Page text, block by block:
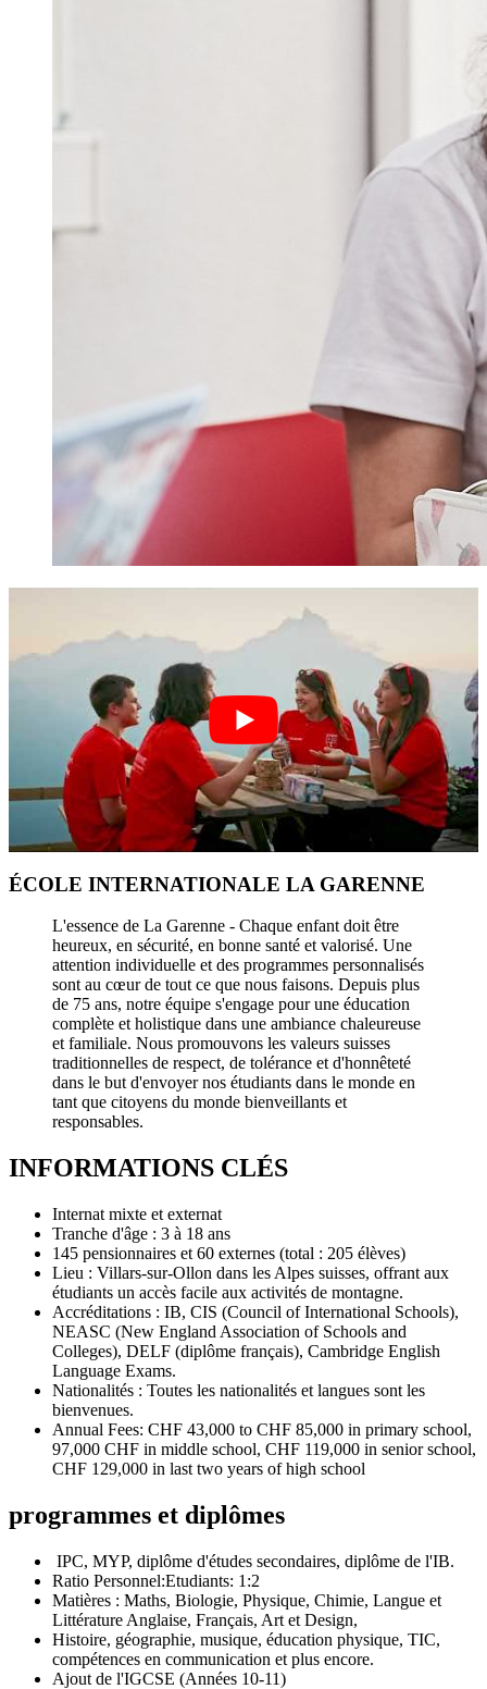
ÉCOLE INTERNATIONALE LA GARENNE
L'essence de La Garenne - Chaque enfant doit être
heureux, en sécurité, en bonne santé et valorisé. Une
attention individuelle et des programmes personnalisés
sont au cœur de tout ce que nous faisons. Depuis plus
de 75 ans, notre équipe s'engage pour une éducation
complète et holistique dans une ambiance chaleureuse
et familiale. Nous promouvons les valeurs suisses
traditionnelles de respect, de tolérance et d'honnêteté
dans le but d'envoyer nos étudiants dans le monde en
tant que citoyens du monde bienveillants et
responsables.
INFORMATIONS CLÉS
Internat mixte et externat
Tranche d'âge : 3 à 18 ans
145 pensionnaires et 60 externes (total : 205 élèves)
Lieu : Villars-sur-Ollon dans les Alpes suisses, offrant aux
étudiants un accès facile aux activités de montagne.
Accréditations : IB, CIS (Council of International Schools),
NEASC (New England Association of Schools and
Colleges), DELF (diplôme français), Cambridge English
Language Exams.
Nationalités : Toutes les nationalités et langues sont les
bienvenues.
Annual Fees: CHF 43,000 to CHF 85,000 in primary school,
97,000 CHF in middle school, CHF 119,000 in senior school,
CHF 129,000 in last two years of high school
programmes et diplômes
IPC, MYP, diplôme d'études secondaires, diplôme de l'IB.
Ratio Personnel:Etudiants: 1:2
Matières : Maths, Biologie, Physique, Chimie, Langue et
Littérature Anglaise, Français, Art et Design,
Histoire, géographie, musique, éducation physique, TIC,
compétences en communication et plus encore.
Ajout de l'IGCSE (Années 10-11)